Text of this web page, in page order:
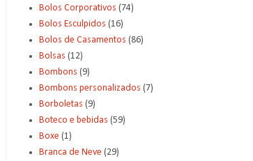
Bolos Corporativos (74)
Bolos Esculpidos (16)
Bolos de Casamentos (86)
Bolsas (12)
Bombons (9)
Bombons personalizados (7)
Borboletas (9)
Boteco e bebidas (59)
Boxe (1)
Branca de Neve (29)